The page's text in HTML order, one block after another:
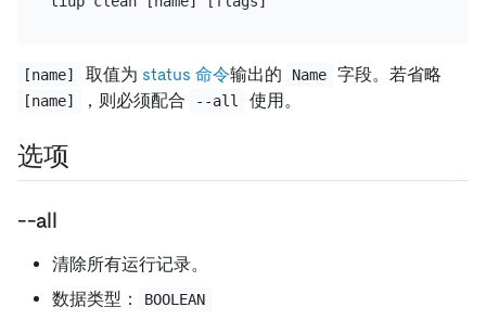
[name] 取值为 status 命令输出的 Name 字段。若省略
[name] ，则必须配合 --all 使用。
选项
--all
清除所有运行记录。
数据类型：
BOOLEAN